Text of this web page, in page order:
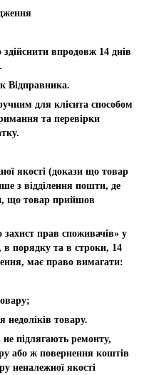
впродовж 14 днів
Відправника.
для клієнта способом
та перевірки
якості (докази що товар
з відділення пошти, де
що товар прийшов
захист прав споживачів» у
в порядку та в строки, 14
має право вимагати:
товару.
не підлягають ремонту,
або ж повернення коштів
неналежної якості